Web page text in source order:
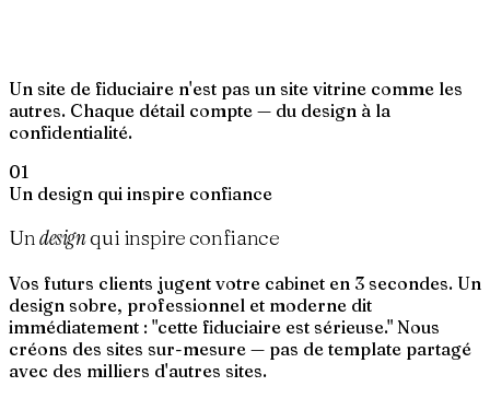
Un site de fiduciaire n'est pas un site vitrine comme les
autres. Chaque détail compte — du design à la
confidentialité.
01
Un design qui inspire confiance
Undesignqui inspire confiance
Vos futurs clients jugent votre cabinet en 3 secondes. Un
design sobre, professionnel et moderne dit
immédiatement : "cette fiduciaire est sérieuse." Nous
créons des sites sur-mesure — pas de template partagé
avec des milliers d'autres sites.